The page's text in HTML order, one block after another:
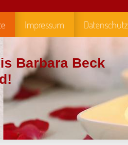
Impressum Datenschutz
Barbara Beck